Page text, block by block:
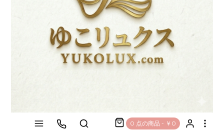
0 点の商品 - ￥0